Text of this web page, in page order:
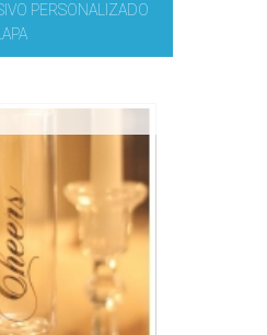
PERSONALIZADO